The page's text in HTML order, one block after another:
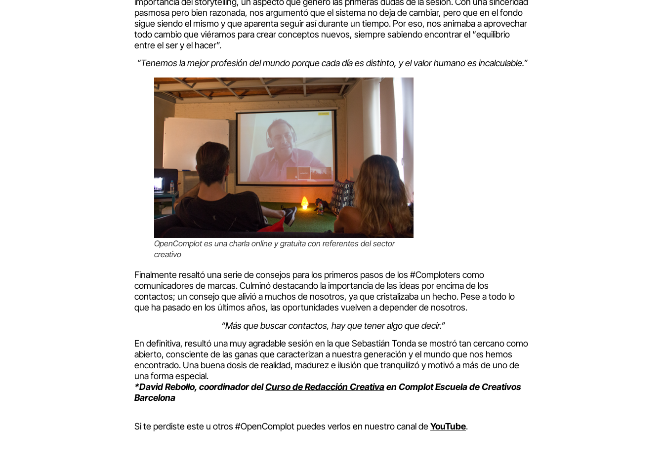
pasmosa pero bien razonada, nos argumentó que el sistema no deja de cambiar, pero que en el fondo
sigue siendo el mismo y que aparenta seguir así durante un tiempo. Por eso, nos animaba a aprovechar
todo cambio que viéramos para crear conceptos nuevos, siempre sabiendo encontrar el “equilibrio
entre el ser y el hacer”.
“Tenemos la mejor profesión del mundo porque cada día es distinto, y el valor humano es incalculable.”
OpenComplot es una charla online y gratuita con referentes del sector
creativo
Finalmente resaltó una serie de consejos para los primeros pasos de los #Comploters como
comunicadores de marcas. Culminó destacando la importancia de las ideas por encima de los
contactos; un consejo que alivió a muchos de nosotros, ya que cristalizaba un hecho. Pese a todo lo
que ha pasado en los últimos años, las oportunidades vuelven a depender de nosotros.
“Más que buscar contactos, hay que tener algo que decir.”
En definitiva, resultó una muy agradable sesión en la que Sebastián Tonda se mostró tan cercano como
abierto, consciente de las ganas que caracterizan a nuestra generación y el mundo que nos hemos
encontrado. Una buena dosis de realidad, madurez e ilusión que tranquilizó y motivó a más de uno de
una forma especial.
*David Rebollo, coordinador delCurso de Redacción Creativaen Complot Escuela de Creativos
Barcelona
Si te perdiste este u otros #OpenComplot puedes verlos en nuestro canal deYouTube.